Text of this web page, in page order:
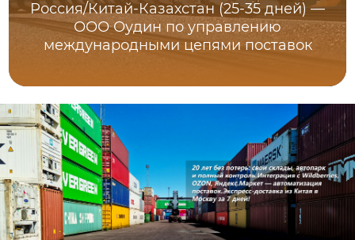
Россия/Китай-Казахстан (25-35 дней) —
ООО Оудин по управлению
международными цепями поставок